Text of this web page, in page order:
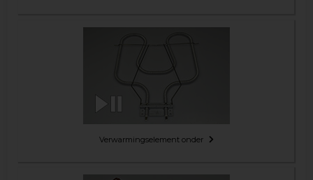
Verwarmingselement onder